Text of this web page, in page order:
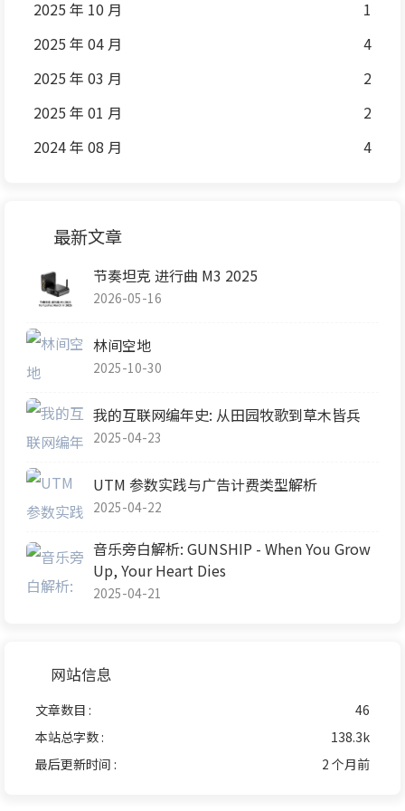
最新文章
节奏坦克 进行曲 M3 2025
2026-05-16
林间空地
2025-10-30
我的互联网编年史: 从田园牧歌到草木皆兵
2025-04-23
UTM 参数实践与广告计费类型解析
2025-04-22
音乐旁白解析: GUNSHIP - When You Grow
Up, Your Heart Dies
2025-04-21
2025 年 10 月
1
2025 年 04 月
4
2025 年 03 月
2
2025 年 01 月
2
2024 年 08 月
4
网站信息
文章数目 :
46
本站总字数 :
138.3k
最后更新时间 :
2 个月前